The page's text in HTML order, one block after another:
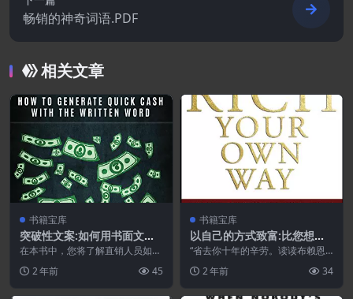
畅销的神奇词语.PDF
相关文章
书籍宝库
突破性文案:如何用书面文字
快速产生现金.PDF
在本书中，您将了解直销人员如何
多人发现文案令人困惑...
2 年前 45
书籍宝库
以自己的方式致富:比您想象
的更快地实现您所有的财务目
标-博恩.崔西[英语]
“省去你十年的辛劳。读读布赖恩
功的捷径。他会告诉你...
2 年前 34